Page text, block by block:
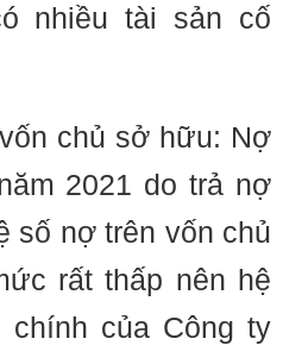
nhiều tài sản cố
chủ sở hữu: Nợ
2021 do trả nợ
số nợ trên vốn chủ
rất thấp nên hệ
của Công ty